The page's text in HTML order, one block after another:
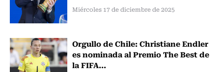
Miércoles 17 de diciembre de 2025
Orgullo de Chile: Christiane Endler
es nominada al Premio The Best de
la FIFA...